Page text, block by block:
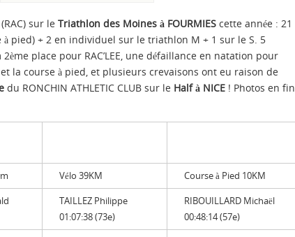
sur le Triathlon des Moines à FOURMIES cette année : 21
à pied) + 2 en individuel sur le triathlon M + 1 sur le S. 5
place pour RAC’LEE, une défaillance en natation pour
et la course à pied, et plusieurs crevaisons ont eu raison de
du RONCHIN ATHLETIC CLUB sur le Half à NICE ! Photos en fin
Vélo 39KM
Course à Pied 10KM
TAILLEZ Philippe
01:07:38 (73e)
RIBOUILLARD Michaël
00:48:14 (57e)